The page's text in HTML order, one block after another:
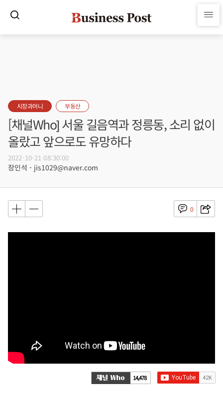
시장과머니 부동산
[채널Who] 서울 길음역과 정릉동, 소리 없이
올랐고 앞으로도 유망하다
2022-10-21 08:30:00
장인석 - jis1029@naver.com
0
14,478